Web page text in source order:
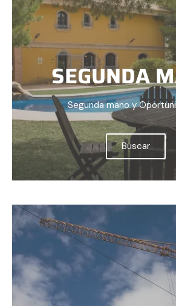
SEGUNDA
Segunda mano y
Buscar